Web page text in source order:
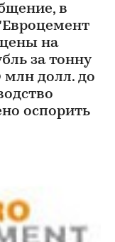
в
цены на
за тонну
млн долл. до
оспорить